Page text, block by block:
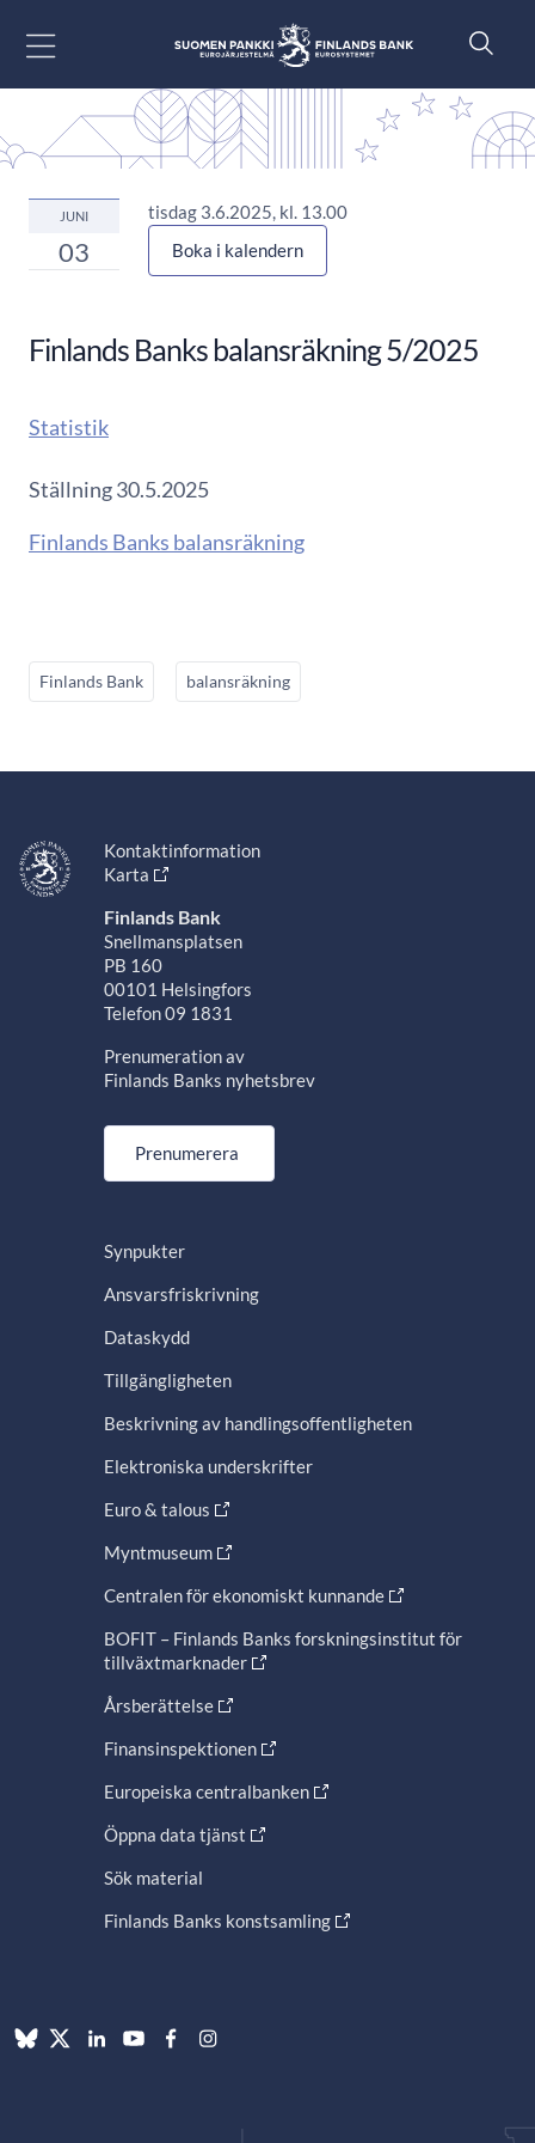
JUNI
03
tisdag 3.6.2025, kl. 13.00
Boka i kalendern
Finlands Banks balansräkning 5/2025
Statistik
Ställning 30.5.2025
Finlands Banks balansräkning
Finlands Bank balansräkning
Kontaktinformation
Karta
Finlands Bank
Snellmansplatsen
PB 160
00101 Helsingfors
Telefon 09 1831
Prenumeration av
Finlands Banks nyhetsbrev
Prenumerera
Synpukter
Ansvarsfriskrivning
Dataskydd
Tillgängligheten
Beskrivning av handlingsoffentligheten
Elektroniska underskrifter
Euro & talous
Myntmuseum
Centralen för ekonomiskt kunnande
BOFIT – Finlands Banks forskningsinstitut för
tillväxtmarknader
Årsberättelse
Finansinspektionen
Europeiska centralbanken
Öppna data tjänst
Sök material
Finlands Banks konstsamling